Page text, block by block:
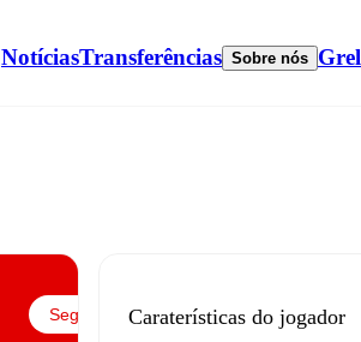
NotíciasTransferências Sobre nós
Seguir Caraterísticas do jogador